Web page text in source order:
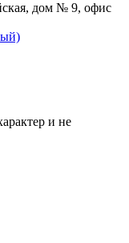
дом № 9, офис
и не